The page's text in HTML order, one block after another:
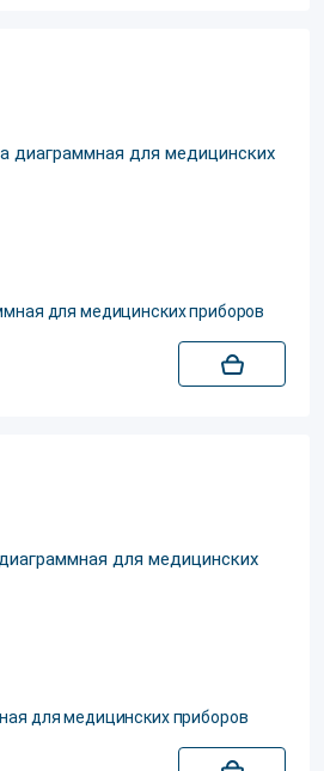
для медицинских приборов
для медицинских приборов